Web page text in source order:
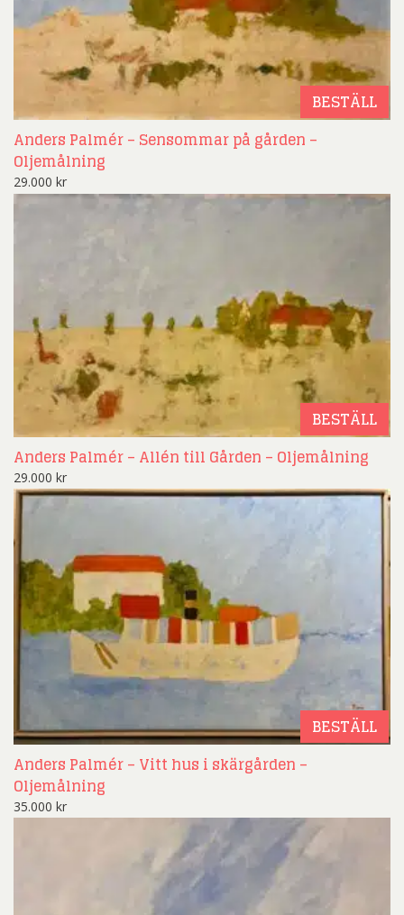
BESTÄLL
Anders Palmér – Sensommar på gården –
Oljemålning
29.000 kr
BESTÄLL
Anders Palmér – Allén till Gården – Oljemålning
29.000 kr
BESTÄLL
Anders Palmér – Vitt hus i skärgården –
Oljemålning
35.000 kr